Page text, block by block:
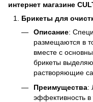
интернет магазине
Брикеты для
Описание:
размещаются в
вместе с
брикеты
растворяющие
Преимущества:
эффективность в